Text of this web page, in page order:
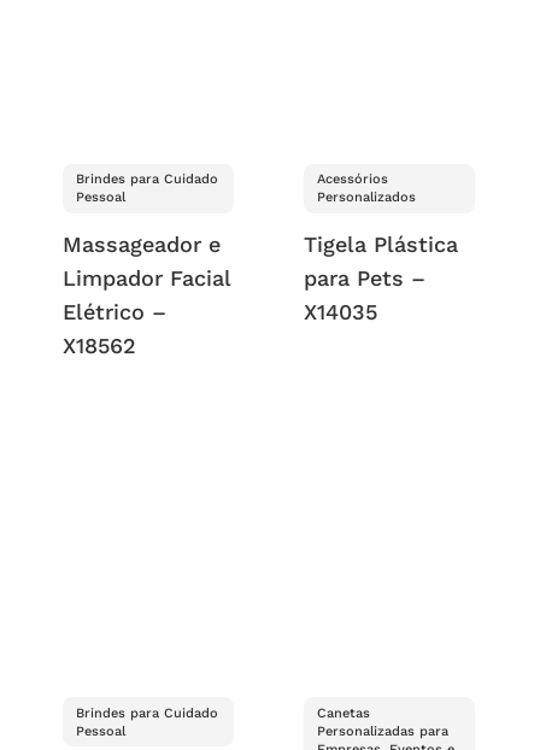
Brindes para Cuidado
Pessoal
Massageador e
Limpador Facial
Elétrico –
X18562
Acessórios
Personalizados
Tigela Plástica
para Pets –
X14035
Brindes para Cuidado
Pessoal
Canetas
Personalizadas para